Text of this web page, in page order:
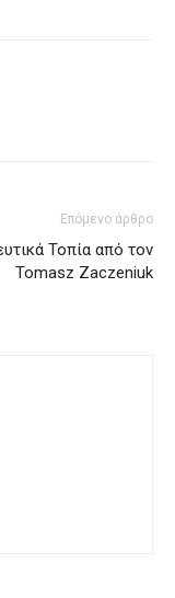
Επόμενο άρθρο
Τοπία από τον
Tomasz Zaczeniuk